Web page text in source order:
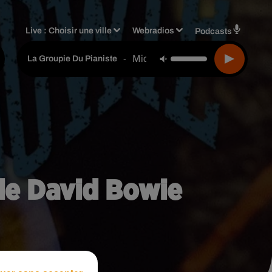
Live :Choisir une ville Webradios Podcasts
La Groupie Du Pianiste - Michel Berger
David Bowie